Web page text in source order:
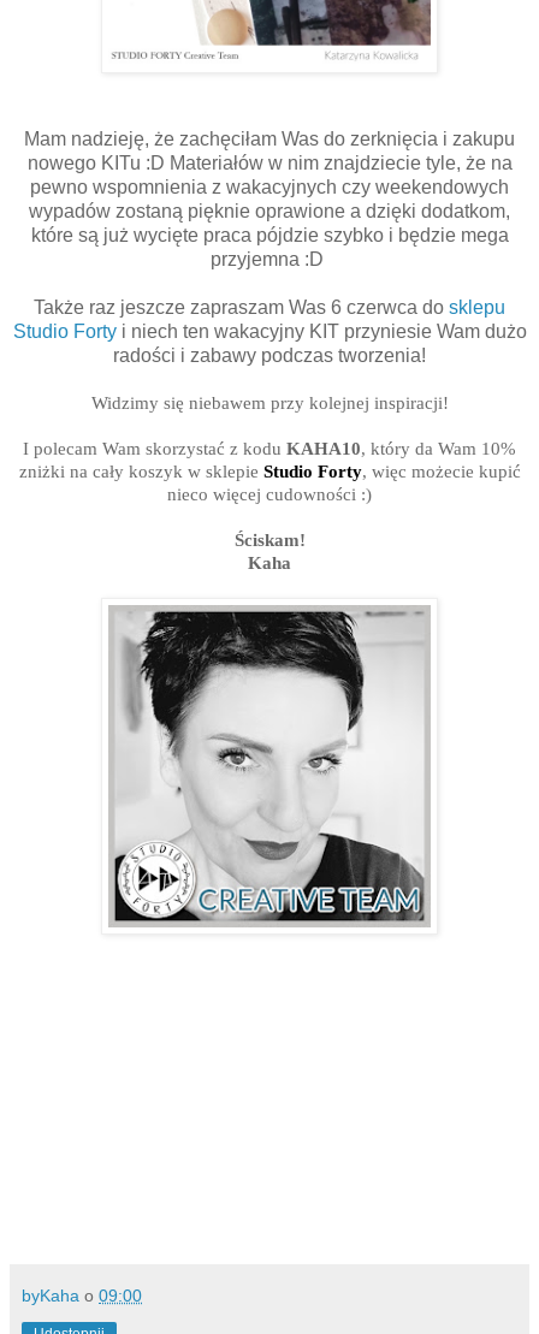
Mam nadzieję, że zachęciłam Was do zerknięcia i zakupu
nowego KITu :D Materiałów w nim znajdziecie tyle, że na
pewno wspomnienia z wakacyjnych czy weekendowych
wypadów zostaną pięknie oprawione a dzięki dodatkom,
które są już wycięte praca pójdzie szybko i będzie mega
przyjemna :D
Także raz jeszcze zapraszam Was 6 czerwca do sklepu
Studio Fortyi niech ten wakacyjny KIT przyniesie Wam dużo
radości i zabawy podczas tworzenia!
Widzimy się niebawem przy kolejnej inspiracji!
I polecam Wam skorzystać z kodu KAHA10, który da Wam 10%
zniżki na cały koszyk w sklepie Studio Forty, więc możecie kupić
nieco więcej cudowności :)
Ściskam!
Kaha
byKaha o 09:00